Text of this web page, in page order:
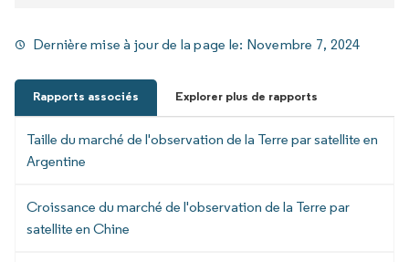
Dernière mise à jour de la page le: Novembre 7, 2024
Rapports associés Explorer plus de rapports
Taille du marché de l'observation de la Terre par satellite en
Argentine
Croissance du marché de l'observation de la Terre par
satellite en Chine